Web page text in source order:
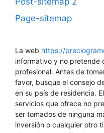
Page-sitemap
La web https://
informativo y no pretende
profesional. Antes de
favor, busque el consejo
en su país de residencia.
servicios que ofrece no
ser tomados de ninguna
inversión o cualquier otro